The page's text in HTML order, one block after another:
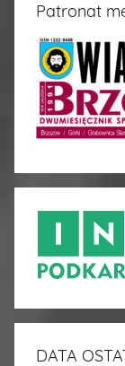
Patronat
DATA